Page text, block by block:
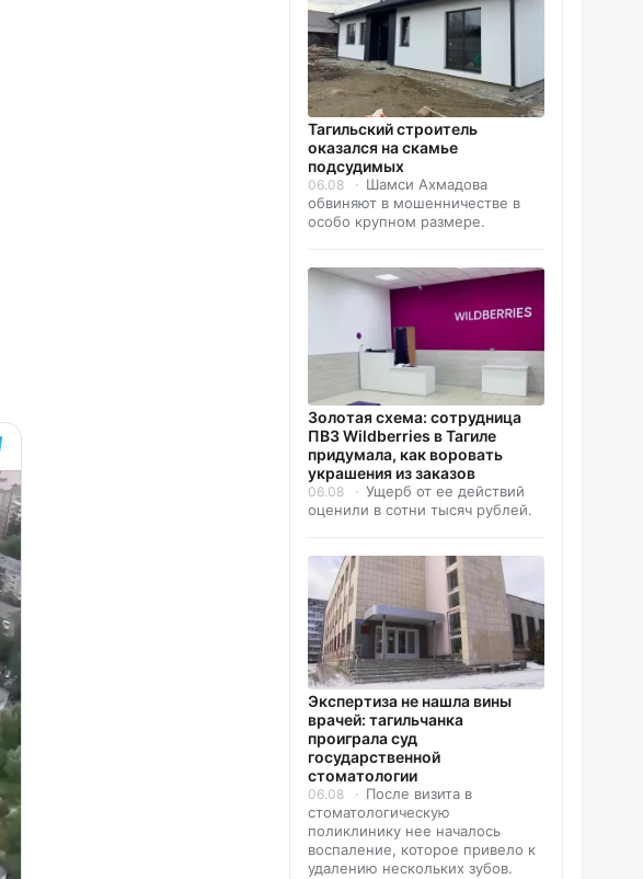
Тагильский строитель
оказался на скамье
подсудимых
06.08
Шамси Ахмадова
обвиняют в мошенничестве в
особо крупном размере.
Золотая схема: сотрудница
ПВЗ Wildberries в Тагиле
придумала, как воровать
украшения из заказов
06.08
Ущерб от ее действий
оценили в сотни тысяч рублей.
Экспертиза не нашла вины
врачей: тагильчанка
проиграла суд
государственной
стоматологии
06.08
После визита в
стоматологическую
поликлинику нее началось
воспаление, которое привело к
удалению нескольких зубов.